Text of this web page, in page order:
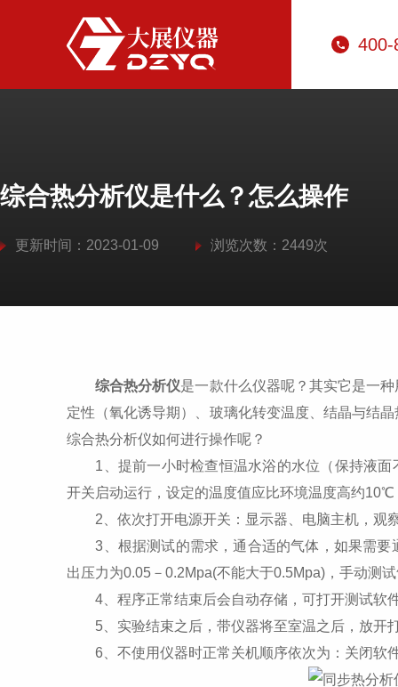
400-
综合热分析仪是什么？怎么操作
更新时间：2023-01-09 浏览次数：2449次
综合热分析仪是一款什么仪器呢？其实它是一
定性（氧化诱导期）、玻璃化转变温度、结晶与结
综合热分析仪如何进行操作呢？
1、提前一小时检查恒温水浴的水位（保持液面
开关启动运行，设定的温度值应比环境温度高约
2、依次打开电源开关：显示器、电脑主机，观
3、根据测试的需求，通合适的气体，如果需要
出压力为0.05－0.2Mpa(不能大于0.5Mpa)，手动测
4、程序正常结束后会自动存储，可打开测试软
5、实验结束之后，带仪器将至室温之后，放开
6、不使用仪器时正常关机顺序依次为：关闭软